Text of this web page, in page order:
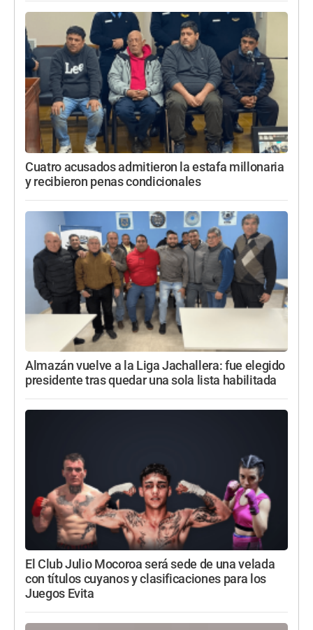
Cuatro acusados admitieron la estafa millonaria
y recibieron penas condicionales
Almazán vuelve a la Liga Jachallera: fue elegido
presidente tras quedar una sola lista habilitada
El Club Julio Mocoroa será sede de una velada
con títulos cuyanos y clasificaciones para los
Juegos Evita